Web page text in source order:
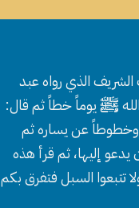
الذي رواه عبد
ﷺ يوماً خطاً ثم قال:
عن يساره ثم
إليها، ثم قرأ هذه
تتبعوا السبل فتفرق بكم